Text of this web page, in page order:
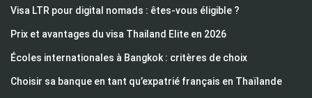
Visa LTR pour digital nomads : êtes-vous éligible ?
Prix et avantages du visa Thailand Elite en 2026
Écoles internationales à Bangkok : critères de choix
Choisir sa banque en tant qu’expatrié français en Thaïlande